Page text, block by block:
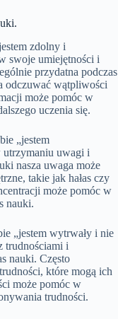
zdolny i
swoje umiejętności i
przydatna podczas
odczuwać wątpliwości
może pomóc w
uczenia się.
„jestem
utrzymaniu uwagi i
nasza uwaga może
takie jak hałas czy
może pomóc w
nauki.
„jestem wytrwały i nie
trudnościami i
nauki. Często
które mogą ich
może pomóc w
trudności.